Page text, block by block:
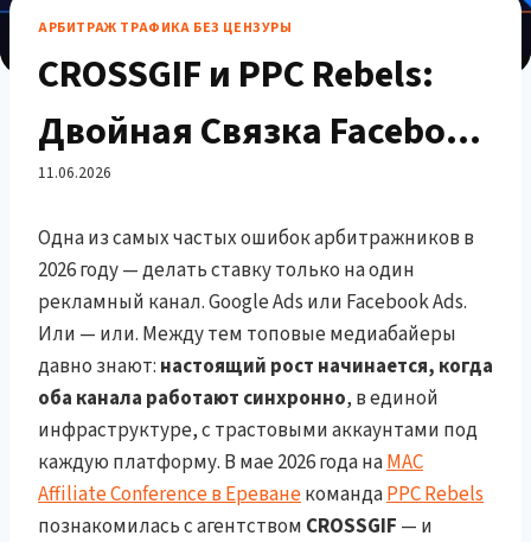
АРБИТРАЖ ТРАФИКА БЕЗ ЦЕНЗУРЫ
CROSSGIF и PPC Rebels:
Двойная Связка Facebook
+ Google Ads для x3
Дохода в 2026
11.06.2026
Одна из самых частых ошибок арбитражников в
2026 году — делать ставку только на один
рекламный канал. Google Ads или Facebook Ads.
Или — или. Между тем топовые медиабайеры
давно знают: настоящий рост начинается, когда
оба канала работают синхронно, в единой
инфраструктуре, с трастовыми аккаунтами под
каждую платформу. В мае 2026 года наMAC
Affiliate Conference в ЕреванекомандаPPC Rebels
познакомилась с агентством CROSSGIF — и